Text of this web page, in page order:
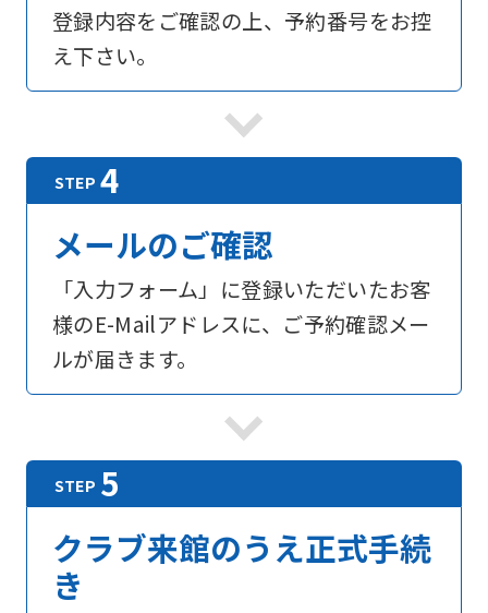
登録内容をご確認の上、予約番号をお控
え下さい。
メールのご確認
「入力フォーム」に登録いただいたお客
様のE-Mailアドレスに、ご予約確認メー
ルが届きます。
クラブ来館のうえ正式手続
き
For
foreigners
Central